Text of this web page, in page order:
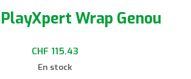
Wrap Genou
CHF 115.43
En stock